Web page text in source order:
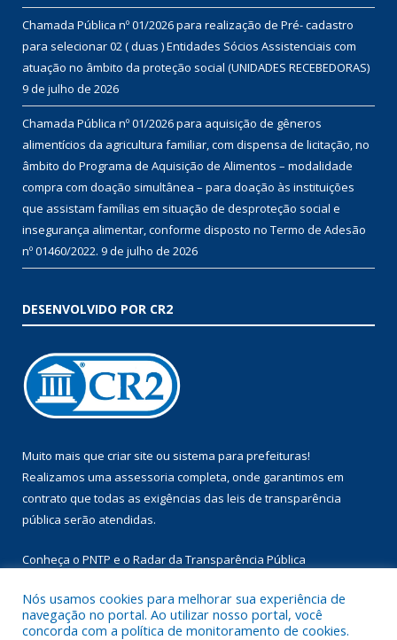
Chamada Pública nº 01/2026 para realização de Pré- cadastro
para selecionar 02 ( duas ) Entidades Sócios Assistenciais com
atuação no âmbito da proteção social (UNIDADES RECEBEDORAS)
9 de julho de 2026
Chamada Pública nº 01/2026 para aquisição de gêneros
alimentícios da agricultura familiar, com dispensa de licitação, no
âmbito do Programa de Aquisição de Alimentos – modalidade
compra com doação simultânea – para doação às instituições
que assistam famílias em situação de desproteção social e
insegurança alimentar, conforme disposto no Termo de Adesão
nº 01460/2022. 9 de julho de 2026
DESENVOLVIDO POR CR2
Muito mais que criar site ou sistema para prefeituras!
Realizamos uma assessoria completa, onde garantimos em
contrato que todas as exigências das leis de transparência
pública serão atendidas.
Conheça o PNTP e o Radar da Transparência Pública
Nós usamos cookies para melhorar sua experiência de
navegação no portal. Ao utilizar nosso portal, você
concorda com a política de monitoramento de cookies.